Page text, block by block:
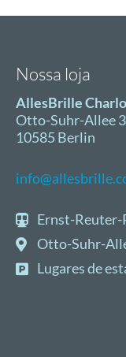
Nossa loja
AllesBrille
Otto-Suhr-Allee
10585 Berlin
Ernst-Reuter-
Otto-Suhr-
Lugaresde